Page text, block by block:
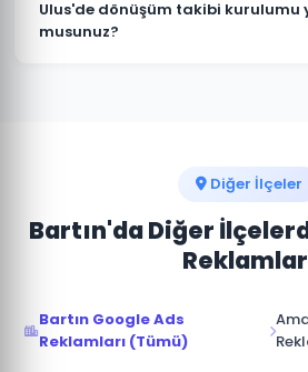
Kampanya durdurulduğunda
Ulus'de dönüşüm takibi kurulumu
musunuz?
Diğer İlçeler
Bartın'da Diğer
Bartın Google Ads
Reklamları (Tümü)